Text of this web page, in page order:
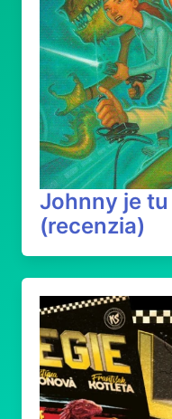
Johnny je tu
(recenzia)